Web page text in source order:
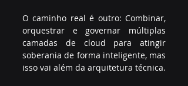
O caminho real é outro: Combinar,
orquestrar e governar múltiplas
camadas de cloud para atingir
soberania de forma inteligente, mas
isso vai além da arquitetura técnica.